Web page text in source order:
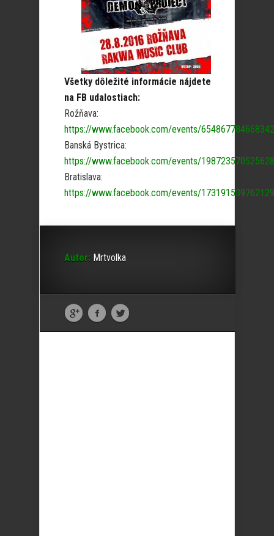
Všetky dôležité informácie nájdete
na FB udalostiach:
Rožňava:
https://www.facebook.com/events/
Banská Bystrica:
https://www.facebook.com/events/
Bratislava:
https://www.facebook.com/events/
Autor: Mrtvolka